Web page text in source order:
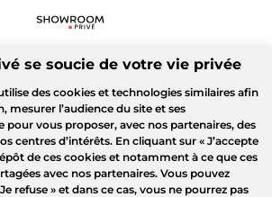
se soucie de votre vie privée
des cookies et technologies similaires afin
mesurer l’audience du site et ses
pour vous proposer, avec nos partenaires, des
centres d’intérêts. En cliquant sur « J’accepte
de ces cookies et notamment à ce que ces
avec nos partenaires. Vous pouvez
refuse » et dans ce cas, vous ne pourrez pas